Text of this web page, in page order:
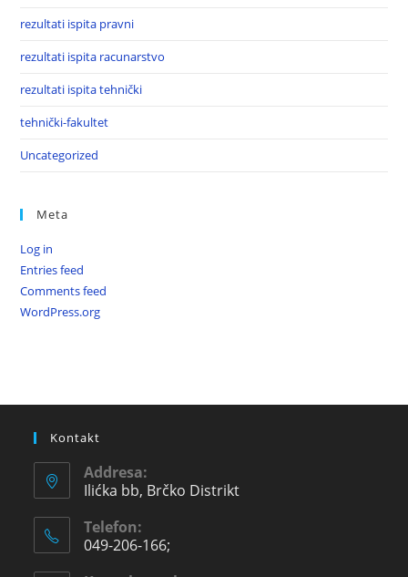
rezultati ispita pravni
rezultati ispita racunarstvo
rezultati ispita tehnički
tehnički-fakultet
Uncategorized
Meta
Log in
Entries feed
Comments feed
WordPress.org
Kontakt
Addresa:
Ilićka bb, Brčko Distrikt
Telefon:
049-206-166;